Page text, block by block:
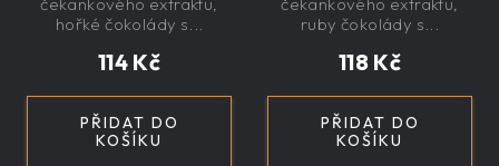
nízkokalorická,
řemeslná
114 Kč
PŘIDAT DO
KOŠÍKU
hořké čokolády s...
nízkokalorická,
řemeslná
118 Kč
PŘIDAT DO
KOŠÍKU
ruby čokolády s...